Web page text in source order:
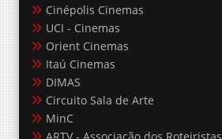
Cinépolis Cinemas
UCI - Cinemas
Orient Cinemas
Itaú Cinemas
DIMAS
Circuito Sala de Arte
MinC
ARTV - Associação dos Roteiristas